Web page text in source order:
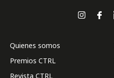
Quienes somos
Premios CTRL
Revista CTRL